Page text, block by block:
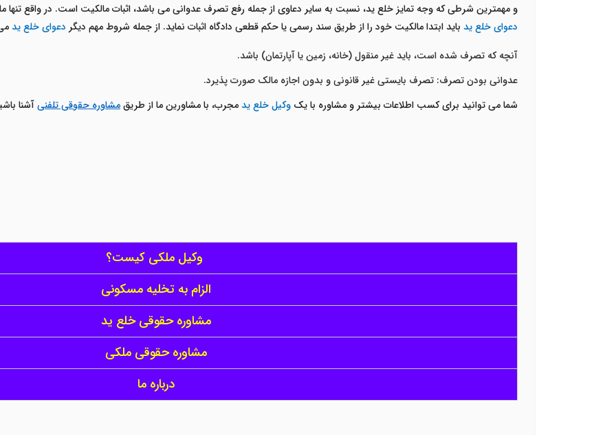
و مهمترین شرطی که وجه تمایز خلع ید، نسبت به سایر دعاوی از جمله رفع تصرف عدوانی می باشد، اثبات مالکیت است. در واقع تنها
دعوای خلع ید باید ابتدا مالکیت خود را از طریق سند رسمی یا حکم قطعی دادگاه اثبات نماید. از جمله شروط مهم دیگر دعوای خلع ید
آنچه که تصرف شده است، باید غیر منقول (خانه، زمین یا آپارتمان) باشد.
عدوانی بودن تصرف: تصرف بایستی غیر قانونی و بدون اجازه مالک صورت پذیرد.
شما می توانید برای کسب اطلاعات بیشتر و مشاوره با یک وکیل خلع یدمجرب، با مشاورین ما از طریقمشاوره حقوقی تلفنیآشنا
وکیل ملکی کیست؟
الزام به تخلیه مسکونی
مشاوره حقوقی خلع ید
مشاوره حقوقی ملکی
درباره ما